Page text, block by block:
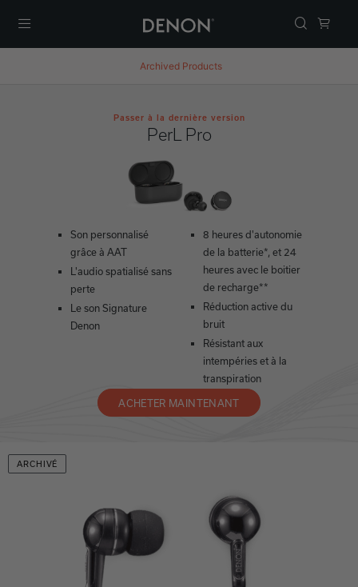
Archived Products
Passer à la dernière version
PerL Pro
Son personnalisé
grâce à AAT
L'audio spatialisé sans
perte
Le son Signature
Denon
8 heures d'autonomie
de la batterie*, et 24
heures avec le boitier
de recharge**
Réduction active du
bruit
Résistant aux
intempéries et à la
transpiration
ACHETER MAINTENANT
ARCHIVÉ